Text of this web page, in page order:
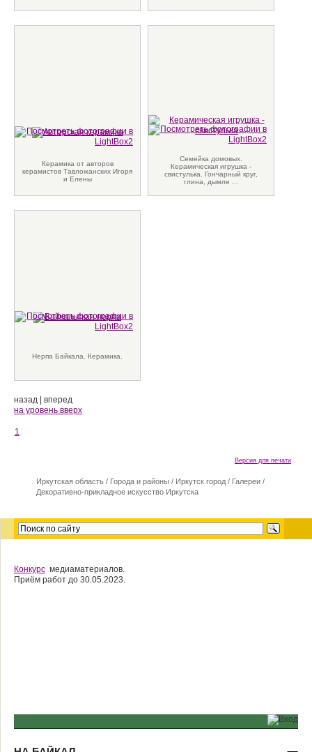
Керамика от авторов
керамистов Тавложанских Игоря
и Елены
Семейка домовых.
Керамическая игрушка -
свистулька. Гончарный круг,
глина, дымле ...
Нерпа Байкала. Керамика.
назад
вперед
на уровень вверх
1
Версия для печати
Иркутская область / Города и районы / Иркутск город / Галереи /
Декоративно-прикладное искусство Иркутска
Конкурс медиаматериалов.
Приём работ до 30.05.2023.